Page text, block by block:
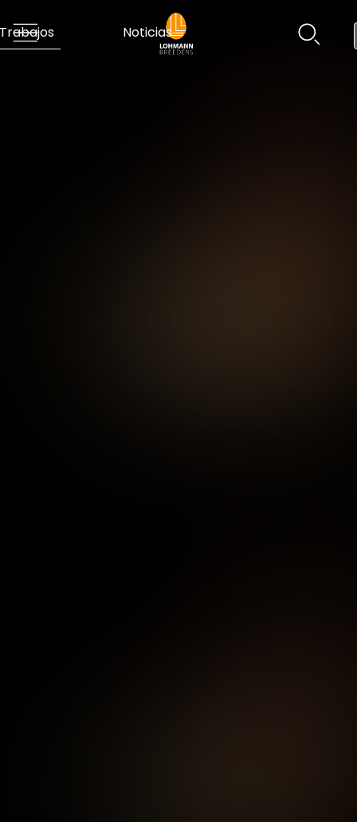
Trabajos Noticias